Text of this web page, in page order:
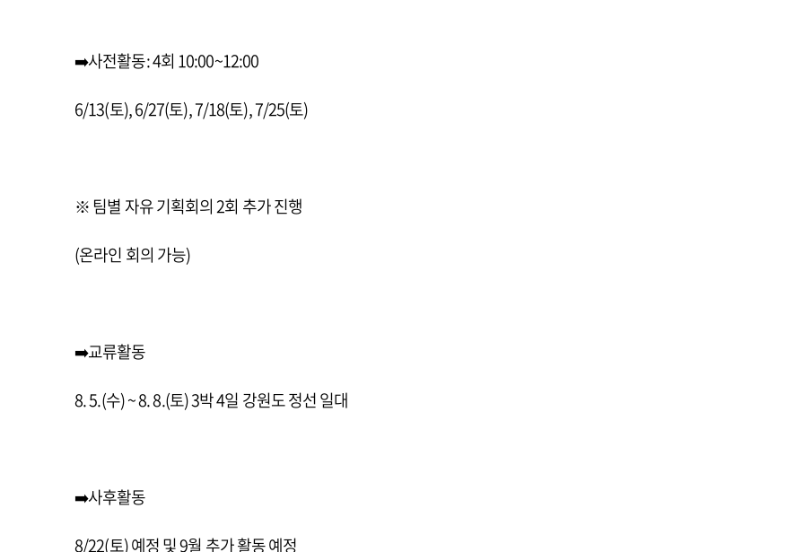
➡️사전활동: 4회 10:00~12:00
6/13(토), 6/27(토), 7/18(토), 7/25(토)
※ 팀별 자유 기획회의 2회 추가 진행
(온라인 회의 가능)
➡️교류활동
8. 5.(수) ~ 8. 8.(토) 3박 4일 강원도 정선 일대
➡️사후활동
8/22(토) 예정 및 9월 추가 활동 예정